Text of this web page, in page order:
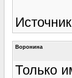
Воронина
Только